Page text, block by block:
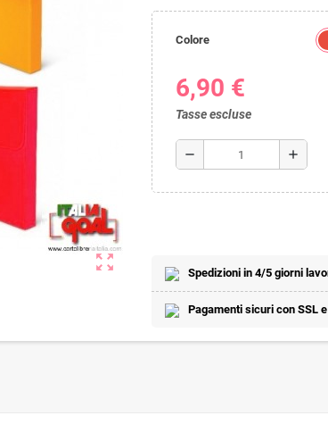
zoom_out_map
Colore
6,90 €
Tasse escluse
remove add
Spedizioni in 4/5 giorni
Pagamenti sicuri con SSL e